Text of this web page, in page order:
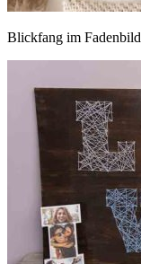
Blickfang im Fadenbild